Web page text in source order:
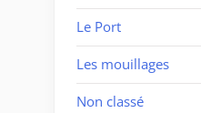
Le Port
Les mouillages
Non classé